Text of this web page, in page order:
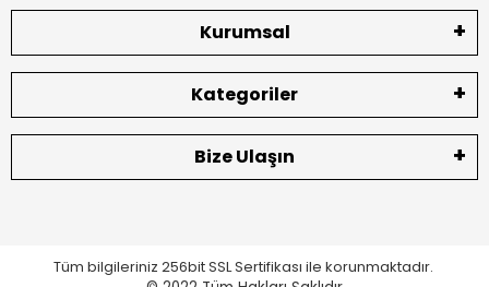
Kurumsal
Kategoriler
Bize Ulaşın
Tüm bilgileriniz 256bit SSL Sertifikası ile korunmaktadır.